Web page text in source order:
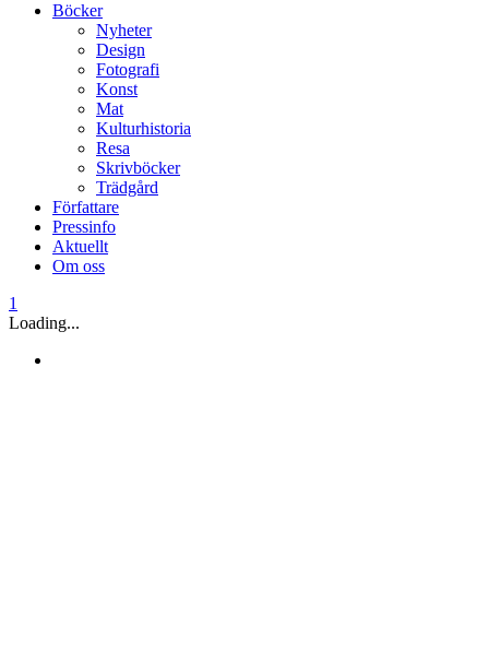
Böcker
Nyheter
Design
Fotografi
Konst
Mat
Kulturhistoria
Resa
Skrivböcker
Trädgård
Författare
Pressinfo
Aktuellt
Om oss
1
Loading...